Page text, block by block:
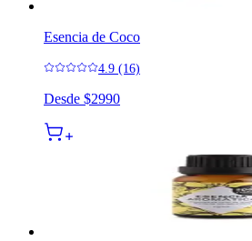
Esencia de Coco
4.9 (16)
Desde $2990